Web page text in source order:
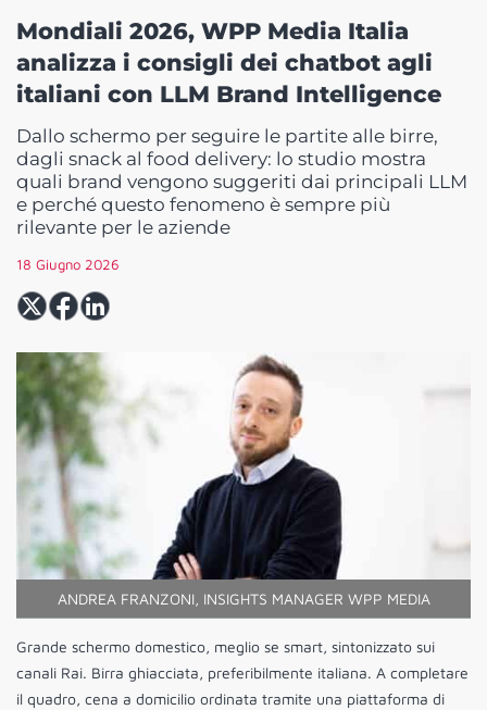
Mondiali 2026, WPP Media Italia
analizza i consigli dei chatbot agli
italiani con LLM Brand Intelligence
Dallo schermo per seguire le partite alle birre,
dagli snack al food delivery: lo studio mostra
quali brand vengono suggeriti dai principali LLM
e perché questo fenomeno è sempre più
rilevante per le aziende
18 Giugno 2026
ANDREA FRANZONI, INSIGHTS MANAGER WPP MEDIA
Grande schermo domestico, meglio se smart, sintonizzato sui
canali Rai. Birra ghiacciata, preferibilmente italiana. A completare
il quadro, cena a domicilio ordinata tramite una piattaforma di